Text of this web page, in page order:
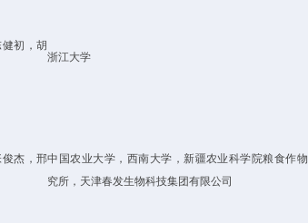
初，胡
浙江大学
杰，邢中国农业大学，西南大学，新疆农业科学院粮食作
究所，天津春发生物科技集团有限公司